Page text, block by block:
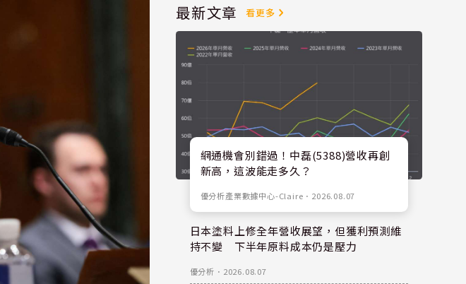
Mute
最新文章 看更多
網通機會別錯過！中磊(5388)營收再創
新高，這波能走多久？
優分析產業數據中心-Claire ． 2026.08.07
日本塗料上修全年營收展望，但獲利預測維
持不變 下半年原料成本仍是壓力
優分析 ． 2026.08.07